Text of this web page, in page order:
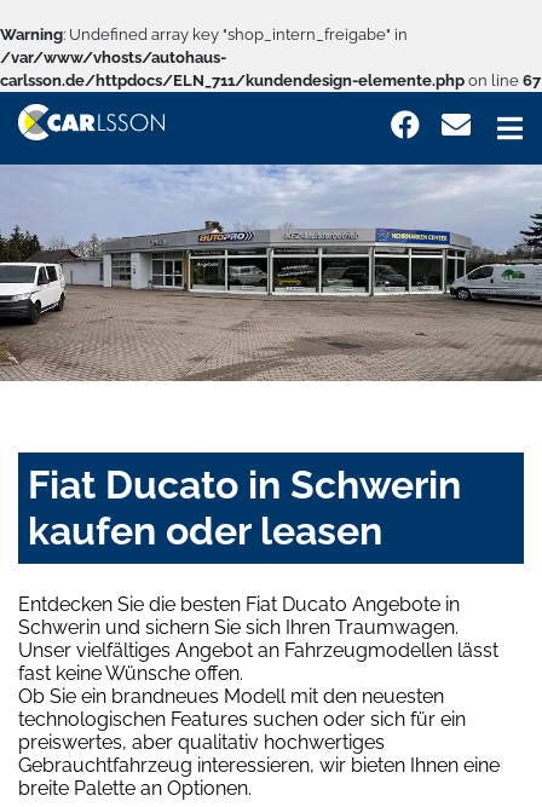
Warning: Undefined array key "shop_intern_freigabe" in
/var/www/vhosts/autohaus-
carlsson.de/httpdocs/ELN_711/kundendesign-elemente.php on line 67
Fiat Ducato in Schwerin
kaufen oder leasen
Entdecken Sie die besten Fiat Ducato Angebote in
Schwerin und sichern Sie sich Ihren Traumwagen.
Unser vielfältiges Angebot an Fahrzeugmodellen lässt
fast keine Wünsche offen.
Ob Sie ein brandneues Modell mit den neuesten
technologischen Features suchen oder sich für ein
preiswertes, aber qualitativ hochwertiges
Gebrauchtfahrzeug interessieren, wir bieten Ihnen eine
breite Palette an Optionen.